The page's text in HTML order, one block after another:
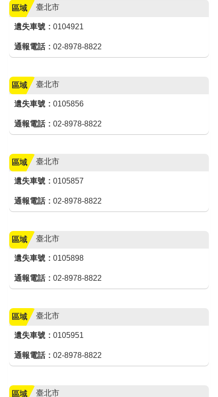
區域 臺北市
遺失車號 0104921
通報電話 02-8978-8822
區域 臺北市
遺失車號 0105856
通報電話 02-8978-8822
區域 臺北市
遺失車號 0105857
通報電話 02-8978-8822
區域 臺北市
遺失車號 0105898
通報電話 02-8978-8822
區域 臺北市
遺失車號 0105951
通報電話 02-8978-8822
區域 臺北市